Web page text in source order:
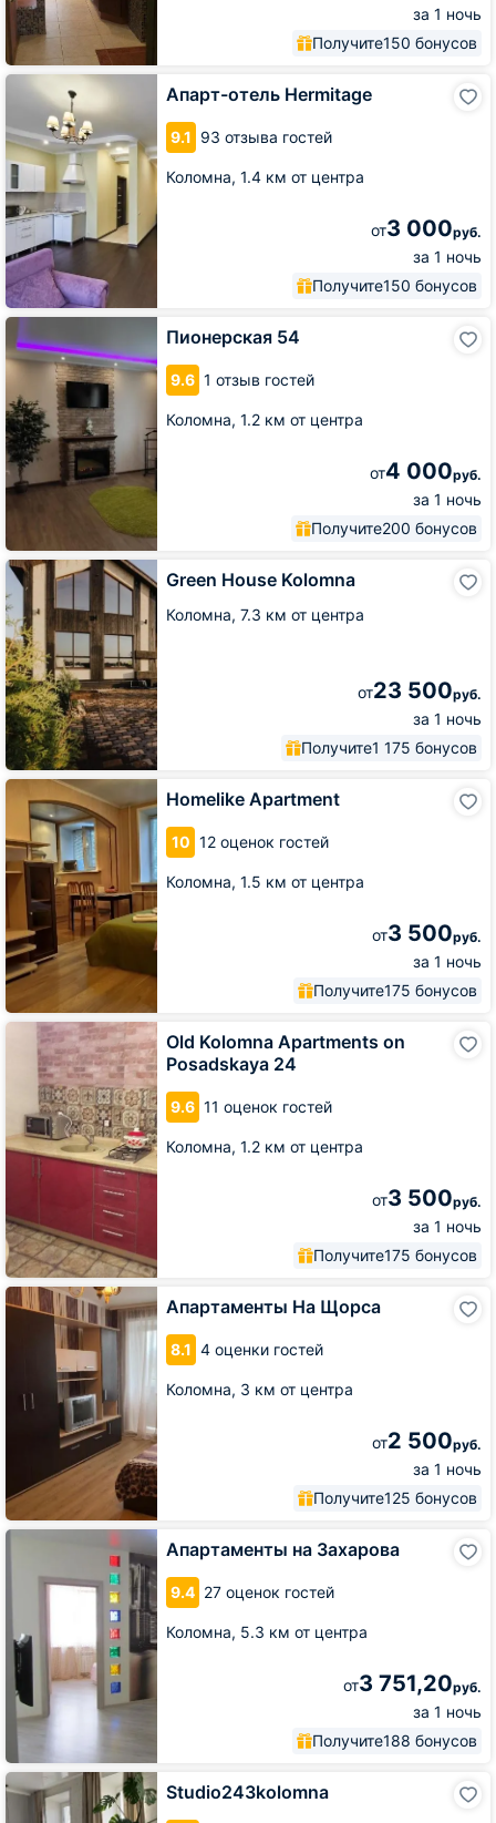
за 1 ночь
Получите150 бонусов
Апарт-отель Hermitage
9.1 93 отзыва гостей
Коломна, 1.4 км от центра
от3 000руб.
за 1 ночь
Получите150 бонусов
Апарт-
отель
Hermitage
Пионерская 54
9.6 1 отзыв гостей
Коломна, 1.2 км от центра
от4 000руб.
за 1 ночь
Получите200 бонусов
Пионерская
54
Green House Kolomna
Коломна, 7.3 км от центра
от23 500руб.
за 1 ночь
Получите1 175 бонусов
Green
House
Kolomna
Homelike Apartment
10 12 оценок гостей
Коломна, 1.5 км от центра
от3 500руб.
за 1 ночь
Получите175 бонусов
Homelike
Apartment
Old Kolomna Apartments on
Posadskaya 24
9.6 11 оценок гостей
Коломна, 1.2 км от центра
от3 500руб.
за 1 ночь
Получите175 бонусов
Old
Kolomna
Apartments
Posadskaya
24
Апартаменты На Щорса
8.1 4 оценки гостей
Коломна, 3 км от центра
от2 500руб.
за 1 ночь
Получите125 бонусов
Апартаменты
Апартаменты на Захарова
9.4 27 оценок гостей
Коломна, 5.3 км от центра
от3 751,20руб.
за 1 ночь
Получите188 бонусов
Апартаменты
Захарова
Studio243kolomna
Studio243kolomna